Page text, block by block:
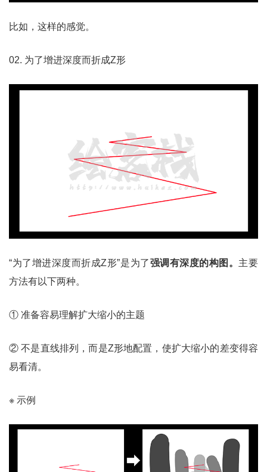
比如，这样的感觉。
02. 为了增进深度而折成Z形
“为了增进深度而折成Z形”是为了强调有深度的构图。 主要
方法有以下两种。
① 准备容易理解扩大缩小的主题
② 不是直线排列，而是Z形地配置，使扩大缩小的差变得容
易看清。
※ 示例